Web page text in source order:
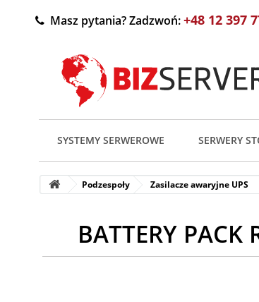
Masz pytania? Zadzwoń:+48 12 397
SYSTEMY SERWEROWE SERWERY
Podzespoły Zasilacze awaryjne UPS
BATTERY PACK